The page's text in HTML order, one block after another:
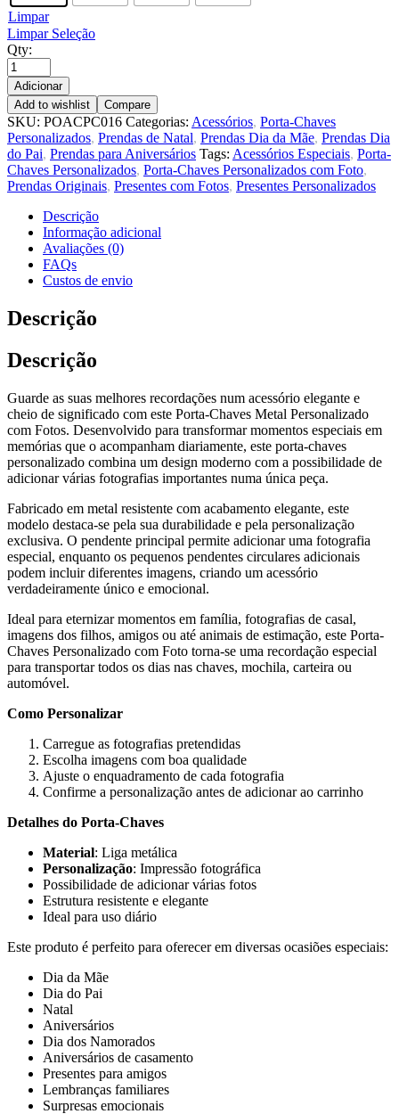
Limpar
Limpar Seleção
Qty:
Adicionar
Add to wishlist
Compare
SKU: POACPC016 Categorias: Acessórios, Porta-Chaves
Personalizados, Prendas de Natal, Prendas Dia da Mãe, Prendas Dia
do Pai, Prendas para Aniversários Tags: Acessórios Especiais, Porta-
Chaves Personalizados, Porta-Chaves Personalizados com Foto,
Prendas Originais, Presentes com Fotos, Presentes Personalizados
Descrição
Informação adicional
Avaliações (0)
FAQs
Custos de envio
Descrição
Descrição
Guarde as suas melhores recordações num acessório elegante e
cheio de significado com este Porta-Chaves Metal Personalizado
com Fotos. Desenvolvido para transformar momentos especiais em
memórias que o acompanham diariamente, este porta-chaves
personalizado combina um design moderno com a possibilidade de
adicionar várias fotografias importantes numa única peça.
Fabricado em metal resistente com acabamento elegante, este
modelo destaca-se pela sua durabilidade e pela personalização
exclusiva. O pendente principal permite adicionar uma fotografia
especial, enquanto os pequenos pendentes circulares adicionais
podem incluir diferentes imagens, criando um acessório
verdadeiramente único e emocional.
Ideal para eternizar momentos em família, fotografias de casal,
imagens dos filhos, amigos ou até animais de estimação, este Porta-
Chaves Personalizado com Foto torna-se uma recordação especial
para transportar todos os dias nas chaves, mochila, carteira ou
automóvel.
Como Personalizar
Carregue as fotografias pretendidas
Escolha imagens com boa qualidade
Ajuste o enquadramento de cada fotografia
Confirme a personalização antes de adicionar ao carrinho
Detalhes do Porta-Chaves
Material: Liga metálica
Personalização: Impressão fotográfica
Possibilidade de adicionar várias fotos
Estrutura resistente e elegante
Ideal para uso diário
Este produto é perfeito para oferecer em diversas ocasiões especiais:
Dia da Mãe
Dia do Pai
Natal
Aniversários
Dia dos Namorados
Aniversários de casamento
Presentes para amigos
Lembranças familiares
Surpresas emocionais